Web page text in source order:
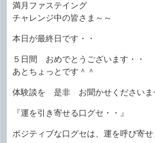
満月ファステイング
チャレンジ中の皆さま～～
本日が最終日です・・
５日間 おめでとうございます・・
あとちょっとです＾＾
体験談を 是非 お聞かせくださいま
『運を引き寄せる口グセ・・』
ポジティブな口グセは、運を呼び寄せ